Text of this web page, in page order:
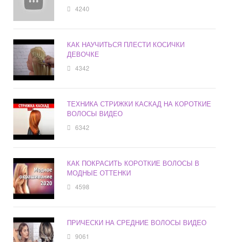
4240
КАК НАУЧИТЬСЯ ПЛЕСТИ КОСИЧКИ
ДЕВОЧКЕ
4342
ТЕХНИКА СТРИЖКИ КАСКАД НА КОРОТКИЕ
ВОЛОСЫ ВИДЕО
6342
КАК ПОКРАСИТЬ КОРОТКИЕ ВОЛОСЫ В
МОДНЫЕ ОТТЕНКИ
4598
ПРИЧЕСКИ НА СРЕДНИЕ ВОЛОСЫ ВИДЕО
9061